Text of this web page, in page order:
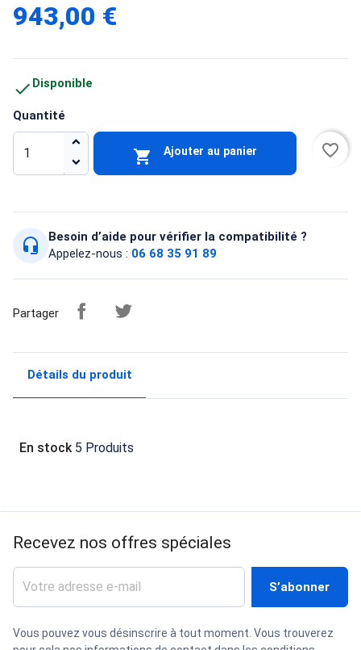
943,00 €
Quantité
 Ajouter au panier favorite_border
 Disponible
headset_mic
Besoin d’aide pour vérifier la compatibilité ?
Appelez-nous : 06 68 35 91 89
Partager
Détails du produit
En stock 5 Produits
Recevez nos offres spéciales
Vous pouvez vous désinscrire à tout moment. Vous trouverez